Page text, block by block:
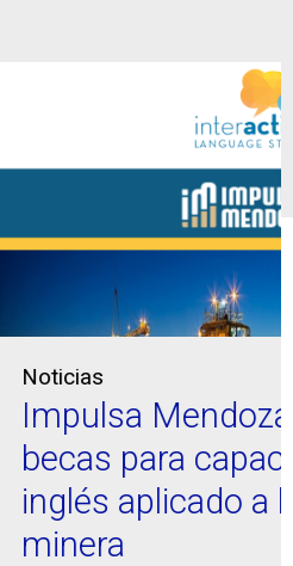
otorgará 35
en
a la industria